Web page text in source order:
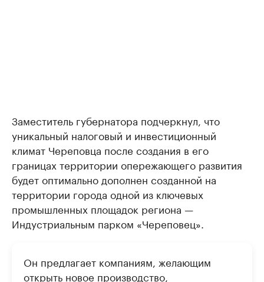
Заместитель губернатора подчеркнул, что
уникальный налоговый и инвестиционный
климат Череповца после создания в его
границах территории опережающего развития
будет оптимально дополнен созданной на
территории города одной из ключевых
промышленных площадок региона —
Индустриальным парком «Череповец».
Он предлагает компаниям, желающим
открыть новое производство,